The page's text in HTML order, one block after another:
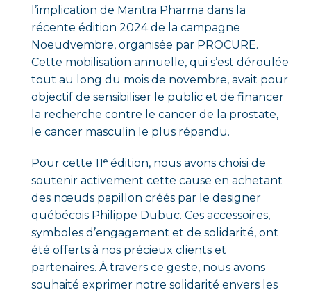
l’implication de Mantra Pharma dans la
récente édition 2024 de la campagne
Noeudvembre, organisée par PROCURE.
Cette mobilisation annuelle, qui s’est déroulée
tout au long du mois de novembre, avait pour
objectif de sensibiliser le public et de financer
la recherche contre le cancer de la prostate,
le cancer masculin le plus répandu.
Pour cette 11ᵉ édition, nous avons choisi de
soutenir activement cette cause en achetant
des nœuds papillon créés par le designer
québécois Philippe Dubuc. Ces accessoires,
symboles d’engagement et de solidarité, ont
été offerts à nos précieux clients et
partenaires. À travers ce geste, nous avons
souhaité exprimer notre solidarité envers les